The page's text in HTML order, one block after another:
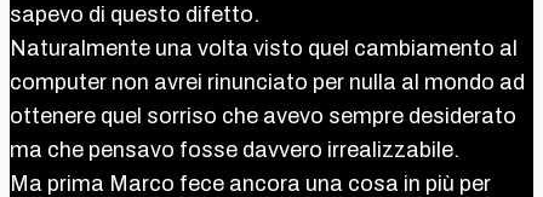
sapevo di questo difetto.
Naturalmente una volta visto quel cambiamento al
computer non avrei rinunciato per nulla al mondo ad
ottenere quel sorriso che avevo sempre desiderato
ma che pensavo fosse davvero irrealizzabile.
Ma prima Marco fece ancora una cosa in più per